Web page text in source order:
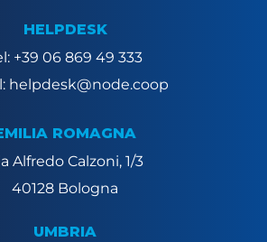
HELPDESK
+39 06 869 49 333
helpdesk@node.coop
ROMAGNA
Alfredo Calzoni, 1/3
40128 Bologna
UMBRIA